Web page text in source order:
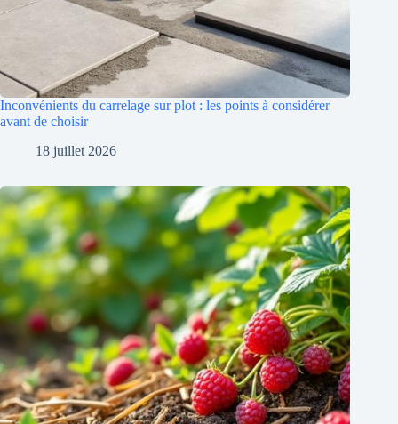
Inconvénients du carrelage sur plot : les points à considérer
avant de choisir
18 juillet 2026